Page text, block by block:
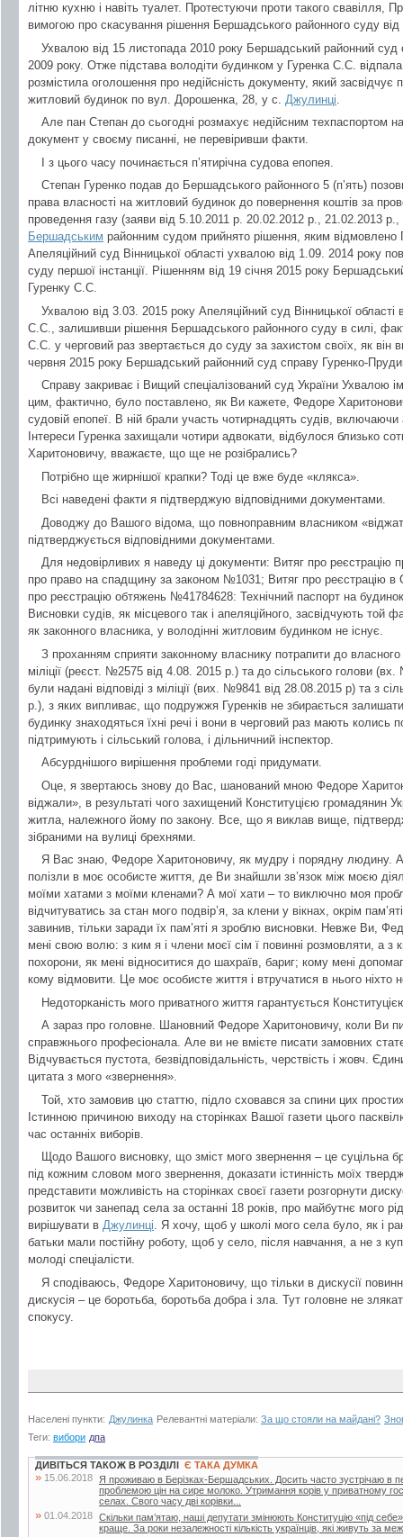
літню кухню і навіть туалет. Протестуючи проти такого свавілля,
вимогою про скасування рішення Бершадського районного суду
Ухвалою від 15 листопада 2010 року Бершадський районний суд
2009 року. Отже підстава володіти будинком у Гуренка С.С.
розмістила оголошення про недійсність документу, який
житловий будинок по вул. Дорошенка, 28, у с. Джулинці
Але пан Степан до сьогодні розмахує недійсним техпаспортом
документ у своєму писанні, не перевіривши факти.
І з цього часу починається п’ятирічна судова епопея.
Степан Гуренко подав до Бершадського районного 5 (п’ять)
права власності на житловий будинок до повернення коштів за
проведення газу (заяви від 5.10.2011 р. 20.02.2012 р., 21.02.2013
Бершадським районним судом прийнято рішення, яким
Апеляційний суд Вінницької області ухвалою від 1.09. 2014 року
суду першої інстанції. Рішенням від 19 січня 2015 року
Гуренку С.С.
Ухвалою від 3.03. 2015 року Апеляційний суд Вінницької області
С.С., залишивши рішення Бершадського районного суду в силі,
С.С. у черговий раз звертається до суду за захистом своїх, як
червня 2015 року Бершадський районний суд справу Гуренко-
Справу закриває і Вищий спеціалізований суд України Ухвалою
цим, фактично, було поставлено, як Ви кажете, Федоре
судовій епопеї. В ній брали участь чотирнадцять судів, включаючи
Інтереси Гуренка захищали чотири адвокати, відбулося близько
Харитоновичу, вважаєте, що ще не розібрались?
Потрібно ще жирнішої крапки? Тоді це вже буде «клякса».
Всі наведені факти я підтверджую відповідними документами.
Доводжу до Вашого відома, що повноправним власником
підтверджується відповідними документами.
Для недовірливих я наведу ці документи: Витяг про реєстрацію
про право на спадщину за законом №1031; Витяг про реєстрацію
про реєстрацію обтяжень №41784628: Технічний паспорт на
Висновки судів, як місцевого так і апеляційного, засвідчують
як законного власника, у володінні житловим будинком не існує.
З проханням сприяти законному власнику потрапити до
міліції (реєст. №2575 від 4.08. 2015 р.) та до сільського голови
були надані відповіді з міліції (вих. №9841 від 28.08.2015 р) та з
р.), з яких випливає, що подружжя Гуренків не збирається
будинку знаходяться їхні речі і вони в черговий раз мають колись
підтримують і сільський голова, і дільничний інспектор.
Абсурднішого вирішення проблеми годі придумати.
Оце, я звертаюсь знову до Вас, шанований мною Федоре
віджали», в результаті чого захищений Конституцією громадянин
житла, належного йому по закону. Все, що я виклав вище,
зібраними на вулиці брехнями.
Я Вас знаю, Федоре Харитоновичу, як мудру і порядну людину.
полізли в моє особисте життя, де Ви знайшли зв’язок між моєю
моїми хатами з моїми кленами? А мої хати – то виключно моя
відчитуватись за стан мого подвір’я, за клени у вікнах, окрім
завинив, тільки заради їх пам’яті я зроблю висновки. Невже Ви,
мені свою волю: з ким я і члени моєї сім ї повинні розмовляти, а з
похорони, як мені відноситися до шахраїв, бариг; кому мені
кому відмовити. Це моє особисте життя і втручатися в нього ніхто
Недоторканість мого приватного життя гарантується
А зараз про головне. Шановний Федоре Харитоновичу, коли Ви
справжнього професіонала. Але ви не вмієте писати замовних
Відчувається пустота, безвідповідальність, черствість і жовч.
цитата з мого «звернення».
Той, хто замовив цю статтю, підло сховався за спини цих
Істинною причиною виходу на сторінках Вашої газети цього
час останніх виборів.
Щодо Вашого висновку, що зміст мого звернення – це суцільна
під кожним словом мого звернення, доказати істинність моїх
представити можливість на сторінках своєї газети розгорнути
розвиток чи занепад села за останні 18 років, про майбутнє мого
вирішувати в Джулинці. Я хочу, щоб у школі мого села було, як і
батьки мали постійну роботу, щоб у село, після навчання, а не з
молоді спеціалісти.
Я сподіваюсь, Федоре Харитоновичу, що тільки в дискусії
дискусія – це боротьба, боротьба добра і зла. Тут головне не
спокусу.
Населені пункти: Джулинка Релевантні матеріали: За що стояли на майдані?
Теги: вибори дпа
ДИВІТЬСЯ ТАКОЖ В РОЗДІЛІ Є ТАКА ДУМКА
» 15.06.2018
Я проживаю в Берізках-Бершадських. Досить часто зустрічаю в
проблемою цін на сире молоко. Утримання корів у приватному
селах. Свого часу дві корівки...
» 01.04.2018 Скільки пам’ятаю, наші депутати змінюють Конституцію «під
краще. За роки незалежності кількість українців, які живуть за